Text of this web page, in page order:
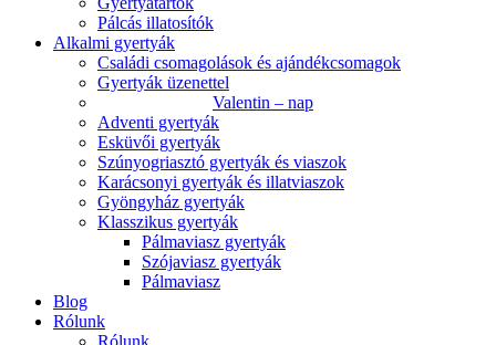
Pálcás illatosítók
Alkalmi gyertyák
Családi csomagolások és ajándékcsomagok
Gyertyák üzenettel
Valentin – nap
Adventi gyertyák
Esküvői gyertyák
Szúnyogriasztó gyertyák és viaszok
Karácsonyi gyertyák és illatviaszok
Gyöngyház gyertyák
Klasszikus gyertyák
Pálmaviasz gyertyák
Szójaviasz gyertyák
Pálmaviasz
Blog
Rólunk
Rólunk